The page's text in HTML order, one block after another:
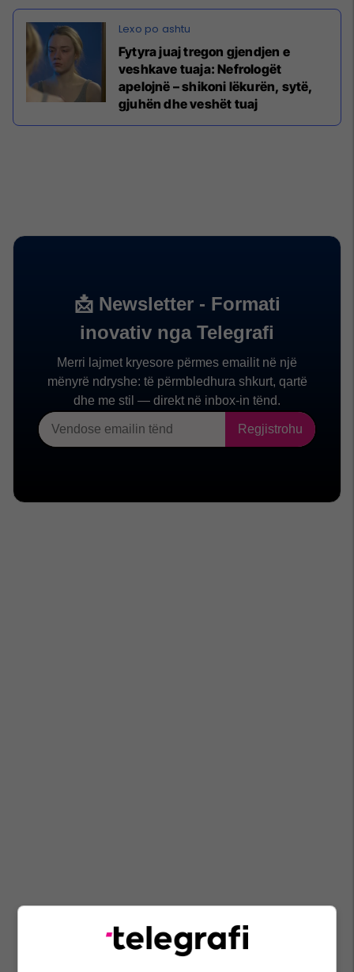
Fytyra juaj tregon gjendjen e
veshkave tuaja: Nefrologët
apelojnë – shikoni lëkurën, sytë,
gjuhën dhe veshët tuaj